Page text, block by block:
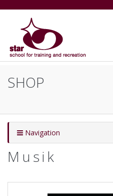
SHOP
Navigation
Musik